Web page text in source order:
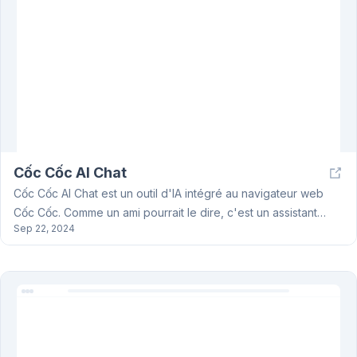
Cốc Cốc AI Chat
Cốc Cốc AI Chat est un outil d'IA intégré au navigateur web
Cốc Cốc. Comme un ami pourrait le dire, c'est un assistant
intelligent qui vous aide à naviguer sur le web. Cốc Cốc AI
traduire des textes et améliorer vos recherches. Il est
compatible avec de nombreux modèles de langage, dont
Sep 22, 2024